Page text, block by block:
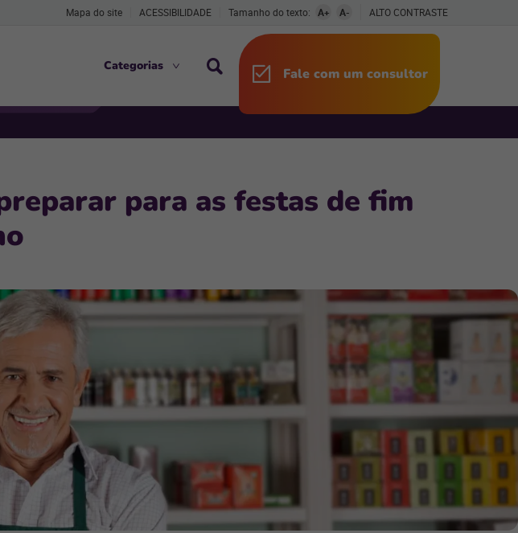
Mapa do site ACESSIBILIDADE Tamanho do texto: A+ A- ALTO CONTRASTE
Categorias Fale com um consultor
para as festas de fim